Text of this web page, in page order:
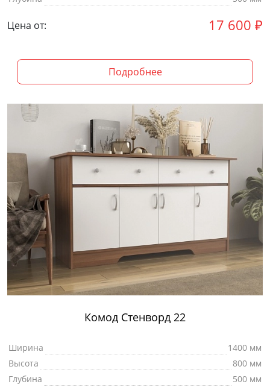
Цена от: 17 600 ₽
Подробнее
Комод Стенворд 22
Ширина
1400 мм
Высота
800 мм
Глубина
500 мм